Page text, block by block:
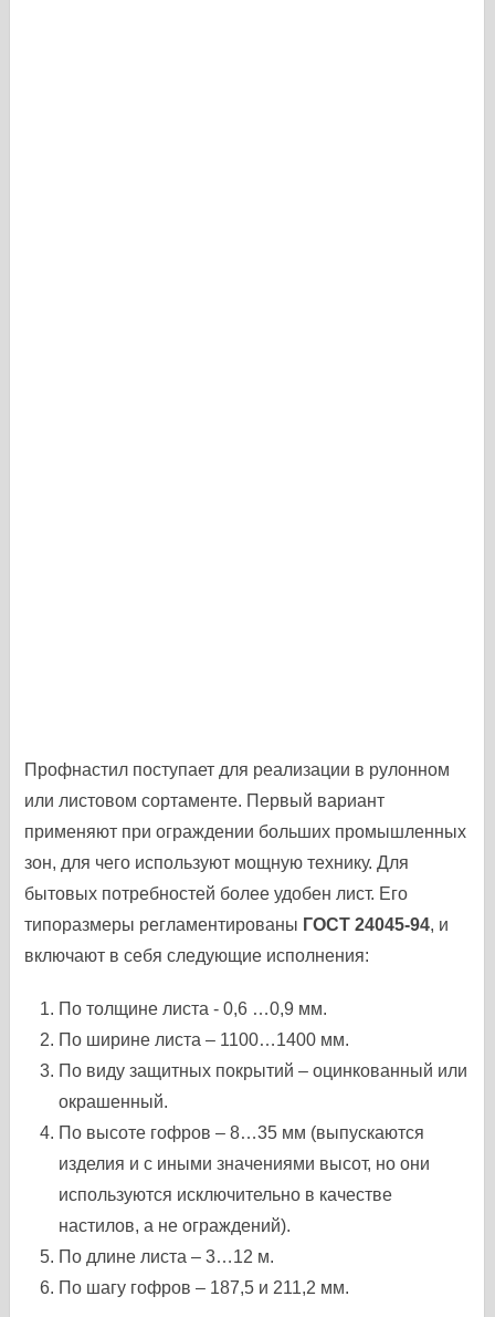
Профнастил поступает для реализации в рулонном
или листовом сортаменте. Первый вариант
применяют при ограждении больших промышленных
зон, для чего используют мощную технику. Для
бытовых потребностей более удобен лист. Его
типоразмеры регламентированы ГОСТ 24045-94, и
включают в себя следующие исполнения:
По толщине листа - 0,6 …0,9 мм.
По ширине листа – 1100…1400 мм.
По виду защитных покрытий – оцинкованный или
окрашенный.
По высоте гофров – 8…35 мм (выпускаются
изделия и с иными значениями высот, но они
используются исключительно в качестве
настилов, а не ограждений).
По длине листа – 3…12 м.
По шагу гофров – 187,5 и 211,2 мм.